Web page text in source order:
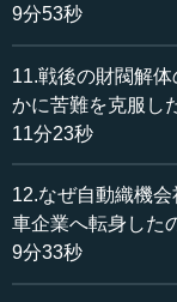
に38度線以北への
（4）中国義勇軍の
・米軍が迫るのを
朝に拡大。中国義
軍は一気に38度線
再び北朝鮮軍の手
月には戦争は膠着
9分53秒
11.戦後の財閥解
かに苦難を克服し
11分23秒
12.なぜ自動織機
車企業へ転身した
9分33秒